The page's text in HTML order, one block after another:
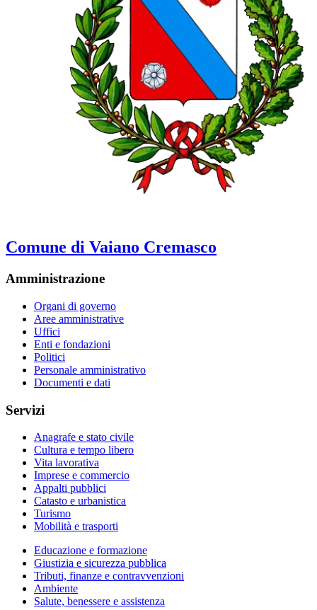
Comune di Vaiano Cremasco
Amministrazione
Organi di governo
Aree amministrative
Uffici
Enti e fondazioni
Politici
Personale amministrativo
Documenti e dati
Servizi
Anagrafe e stato civile
Cultura e tempo libero
Vita lavorativa
Imprese e commercio
Appalti pubblici
Catasto e urbanistica
Turismo
Mobilità e trasporti
Educazione e formazione
Giustizia e sicurezza pubblica
Tributi, finanze e contravvenzioni
Ambiente
Salute, benessere e assistenza